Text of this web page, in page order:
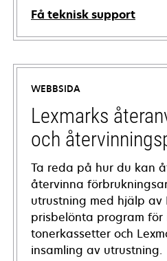
Få teknisk support
opens
in
new
tab
WEBBSIDA
Lexmarks
och
Ta reda på hur du kan
återvinna
utrustning med hjälp av
prisbelönta program för
tonerkassetter och
insamling av utrustning.